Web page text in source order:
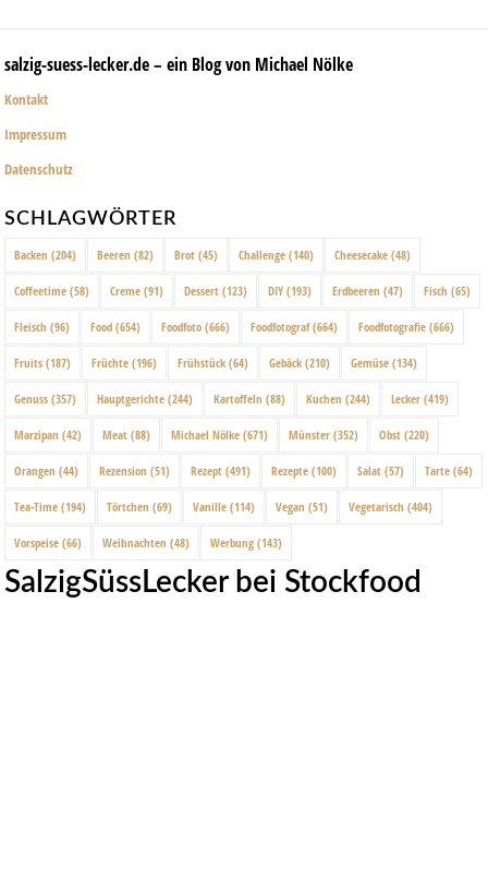
salzig-suess-lecker.de – ein Blog von Michael Nölke
Kontakt
Impressum
Datenschutz
SCHLAGWÖRTER
Backen (204) Beeren (82) Brot (45) Challenge (140) Cheesecake (48)
Coffeetime (58) Creme (91) Dessert (123) DIY (193) Erdbeeren (47) Fisch (65)
Fleisch (96) Food (654) Foodfoto (666) Foodfotograf(664) Foodfotografie (666)
Fruits (187) Früchte (196) Frühstück (64) Gebäck (210) Gemüse (134)
Genuss (357) Hauptgerichte (244) Kartoffeln (88) Kuchen (244) Lecker (419)
Marzipan (42) Meat (88) Michael Nölke (671) Münster (352) Obst (220)
Orangen (44) Rezension (51) Rezept (491) Rezepte (100) Salat (57) Tarte (64)
Tea-Time (194) Törtchen (69) Vanille (114) Vegan (51) Vegetarisch (404)
Vorspeise (66) Weihnachten (48) Werbung (143)
SalzigSüssLecker bei Stockfood